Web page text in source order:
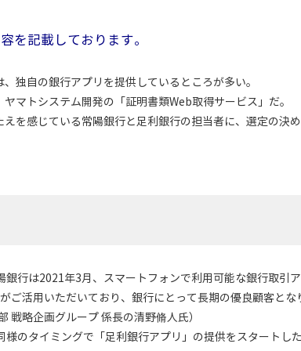
を記載しております。
独自の銀行アプリを提供しているところが多い。
マトシステム開発の「証明書類Web取得サービス」だ。
を感じている常陽銀行と足利銀行の担当者に、選定の決
行は2021年3月、スマートフォンで利用可能な銀行取引
ご活用いただいており、銀行にとって長期の優良顧客と
戦略企画グループ 係長の清野脩人氏）
のタイミングで「足利銀行アプリ」の提供をスタートし